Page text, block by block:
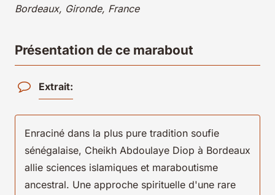
Bordeaux, Gironde, France
Présentation de ce marabout
Extrait:
Enraciné dans la plus pure tradition soufie
sénégalaise, Cheikh Abdoulaye Diop à Bordeaux
allie sciences islamiques et maraboutisme
ancestral. Une approche spirituelle d'une rare